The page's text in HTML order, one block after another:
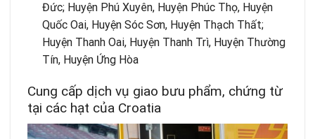
Đức; Huyện Phú Xuyên, Huyện Phúc Thọ, Huyện
Quốc Oai, Huyện Sóc Sơn, Huyện Thạch Thất;
Huyện Thanh Oai, Huyện Thanh Trì, Huyện Thường
Tín, Huyện Ứng Hòa
Cung cấp dịch vụ giao bưu phẩm, chứng từ
tại các hạt của Croatia